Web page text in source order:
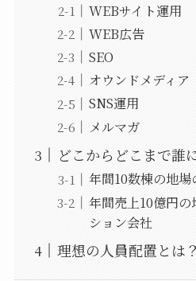
WEBサイト運用
WEB広告
SEO
オウンドメディア
SNS運用
メルマガ
どこからどこまで誰
年間10数棟の地
年間売上10億円
ション会社
理想の人員配置とは？